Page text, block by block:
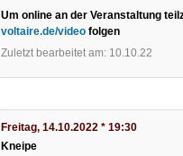
Um online an der Veranstaltung
voltaire.de/video folgen
Zuletzt bearbeitet am: 10.10.22
Freitag, 14.10.2022 * 19:30
Kneipe